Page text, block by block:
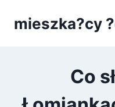
mieszka?cy
Co